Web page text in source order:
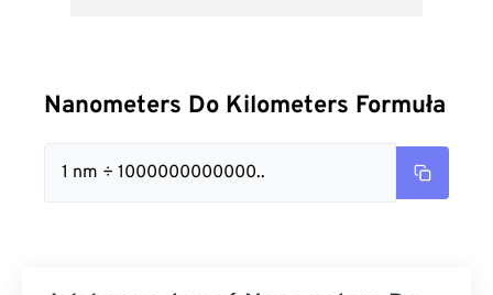
Nanometers Do Kilometers Formuła
1 nm ÷ 1000000000000..